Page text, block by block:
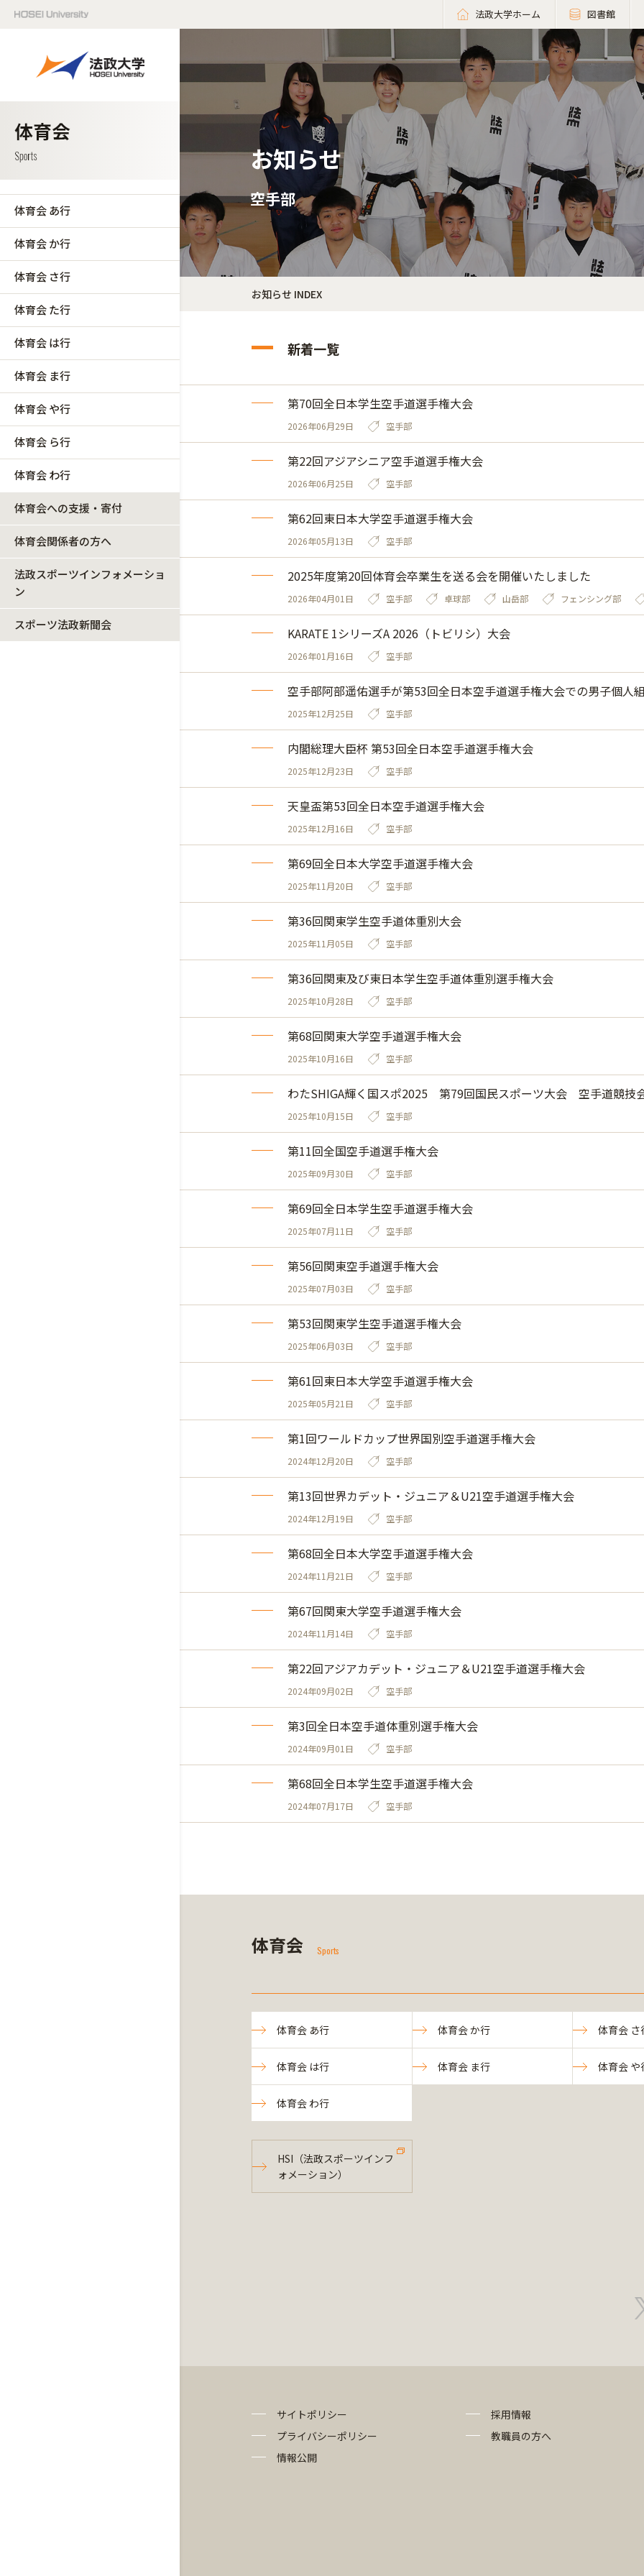
法政大学ホーム 図書館
体育会 あ行
体育会 か行
体育会 さ行
体育会 た行
体育会 は行
体育会 ま行
体育会 や行
体育会 ら行
体育会 わ行
体育会への支援・寄付
体育会関係者の方へ
法政スポーツインフォメーショ
ン
スポーツ法政新聞会
お知らせ
空手部
お知らせ INDEX
新着一覧
第70回全日本学生空手道選手権大会
2026年06月29日 空手部
第22回アジアシニア空手道選手権大会
2026年06月25日 空手部
第62回東日本大学空手道選手権大会
2026年05月13日 空手部
2025年度第20回体育会卒業生を送る会を開催いたしました
2026年04月01日 空手部 卓球部 山岳部 フェンシング部
KARATE 1シリーズA 2026（トビリシ）大会
2026年01月16日 空手部
空手部阿部遥佑選手が第53回全日本空手道選手権大会での男子個人
2025年12月25日 空手部
内閣総理大臣杯 第53回全日本空手道選手権大会
2025年12月23日 空手部
天皇盃第53回全日本空手道選手権大会
2025年12月16日 空手部
第69回全日本大学空手道選手権大会
2025年11月20日 空手部
第36回関東学生空手道体重別大会
2025年11月05日 空手部
第36回関東及び東日本学生空手道体重別選手権大会
2025年10月28日 空手部
第68回関東大学空手道選手権大会
2025年10月16日 空手部
わたSHIGA輝く国スポ2025 第79回国民スポーツ大会 空手道競技
2025年10月15日 空手部
第11回全国空手道選手権大会
2025年09月30日 空手部
第69回全日本学生空手道選手権大会
2025年07月11日 空手部
第56回関東空手道選手権大会
2025年07月03日 空手部
第53回関東学生空手道選手権大会
2025年06月03日 空手部
第61回東日本大学空手道選手権大会
2025年05月21日 空手部
第1回ワールドカップ世界国別空手道選手権大会
2024年12月20日 空手部
第13回世界カデット・ジュニア＆U21空手道選手権大会
2024年12月19日 空手部
第68回全日本大学空手道選手権大会
2024年11月21日 空手部
第67回関東大学空手道選手権大会
2024年11月14日 空手部
第22回アジアカデット・ジュニア＆U21空手道選手権大会
2024年09月02日 空手部
第3回全日本空手道体重別選手権大会
2024年09月01日 空手部
第68回全日本学生空手道選手権大会
2024年07月17日 空手部
体育会 Sports
体育会 あ行 体育会 か行 体育会 さ
体育会 は行 体育会 ま行 体育会 や
体育会 わ行
HSI（法政スポーツインフ
ォメーション）
サイトポリシー
プライバシーポリシー
情報公開
採用情報
教職員の方へ